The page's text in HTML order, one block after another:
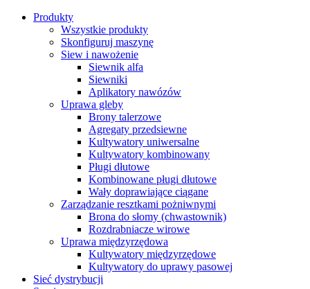
Produkty
Wszystkie produkty
Skonfiguruj maszynę
Siew i nawożenie
Siewnik alfa
Siewniki
Aplikatory nawózów
Uprawa gleby
Brony talerzowe
Agregaty przedsiewne
Kultywatory uniwersalne
Kultywatory kombinowany
Pługi dłutowe
Kombinowane pługi dłutowe
Wały doprawiające ciągane
Zarządzanie resztkami pożniwnymi
Brona do słomy (chwastownik)
Rozdrabniacze wirowe
Uprawa międzyrzędowa
Kultywatory międzyrzędowe
Kultywatory do uprawy pasowej
Sieć dystrybucji